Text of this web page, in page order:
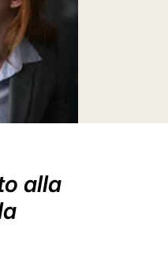
alla